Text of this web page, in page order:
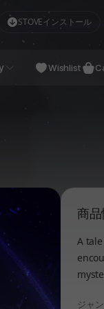
STOVEインストール
Studio
Wishlist
商
A
ジャ